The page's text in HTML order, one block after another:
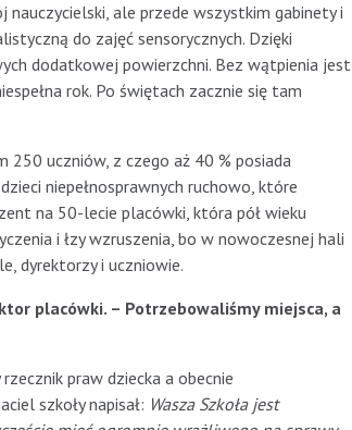
nauczycielski, ale przede wszystkim gabinety i
do zajęć sensorycznych. Dzięki
dodatkowej powierzchni. Bez wątpienia jest
rok. Po świętach zacznie się tam
250 uczniów, z czego aż 40 % posiada
niepełnosprawnych ruchowo, które
na 50-lecie placówki, która pół wieku
i łzy wzruszenia, bo w nowoczesnej hali
dyrektorzy i uczniowie.
placówki. – Potrzebowaliśmy miejsca, a
praw dziecka a obecnie
szkoły napisał: Wasza Szkoła jest